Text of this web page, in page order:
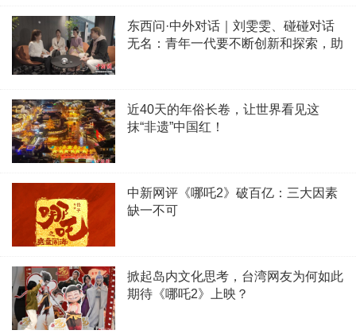
东西问·中外对话｜刘雯雯、碰碰对话
无名：青年一代要不断创新和探索，助
近40天的年俗长卷，让世界看见这
抹“非遗”中国红！
中新网评《哪吒2》破百亿：三大因素
缺一不可
掀起岛内文化思考，台湾网友为何如此
期待《哪吒2》上映？